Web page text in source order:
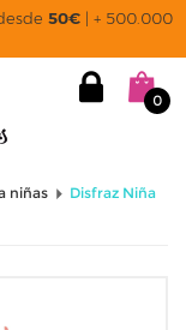
50€| + 500.000
0
niñas
Disfraz Niña